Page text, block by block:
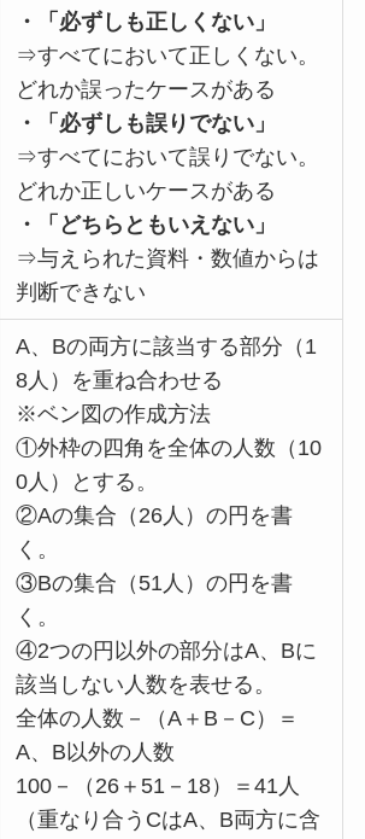
・「必ずしも正しくない」
⇒すべてにおいて正しくない。
どれか誤ったケースがある
・「必ずしも誤りでない」
⇒すべてにおいて誤りでない。
どれか正しいケースがある
・「どちらともいえない」
⇒与えられた資料・数値からは
判断できない
A、Bの両方に該当する部分（1
8人）を重ね合わせる
※ベン図の作成方法
①外枠の四角を全体の人数（10
0人）とする。
②Aの集合（26人）の円を書
く。
③Bの集合（51人）の円を書
く。
④2つの円以外の部分はA、Bに
該当しない人数を表せる。
全体の人数－（A＋B－C）＝
A、B以外の人数
100－（26＋51－18）＝41人
（重なり合うCはA、B両方に含